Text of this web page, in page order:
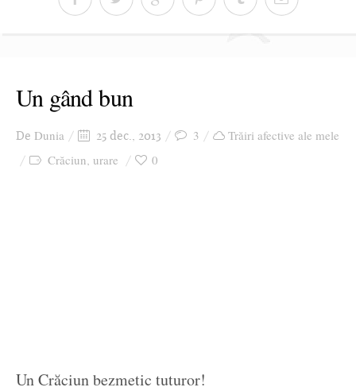
Un gând bun
De Dunia 25 dec., 2013 3
Trăiri afective ale mele
Crăciun urare 0
Un Crăciun bezmetic tuturor!